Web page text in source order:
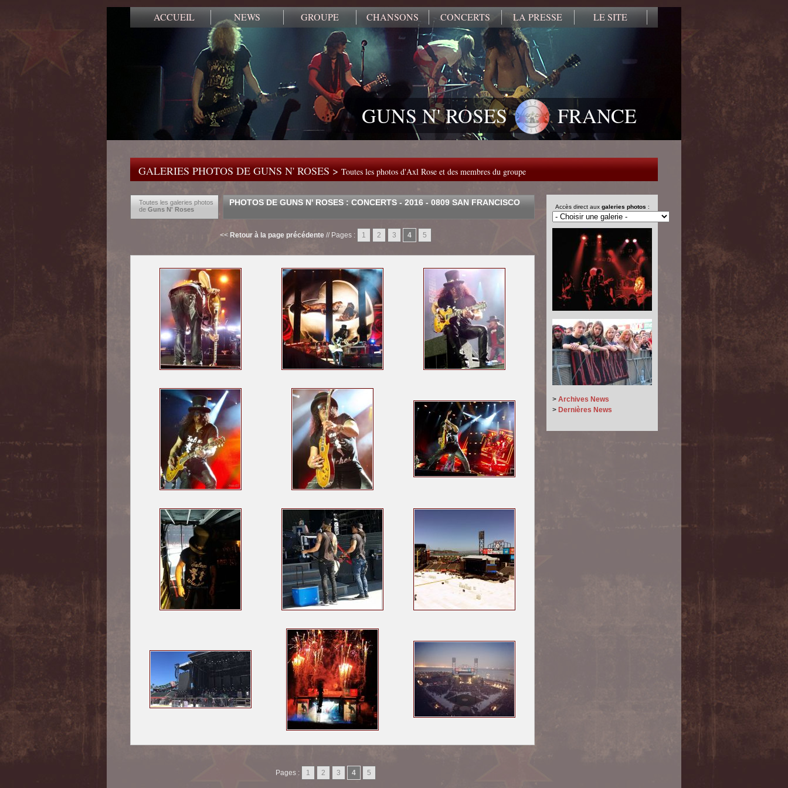
ACCUEIL NEWS GROUPE CHANSONS CONCERTS LA PRESSE LE SITE
GUNS N' ROSES FRANCE
GALERIES PHOTOS DE GUNS N' ROSES > Toutes les photos d'Axl Rose et des membres du groupe
Toutes les galeries photos
de Guns N' Roses
PHOTOS DE GUNS N' ROSES : CONCERTS - 2016 - 0809 SAN FRANCISCO
<< Retour à la page précédente // Pages : 1 2 3 4 5
Pages : 1 2 3 4 5
Accès direct aux galeries photos :
> Archives News
> Dernières News